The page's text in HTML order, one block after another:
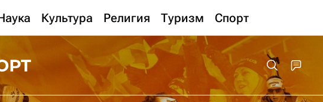
Культура Религия Туризм Спорт